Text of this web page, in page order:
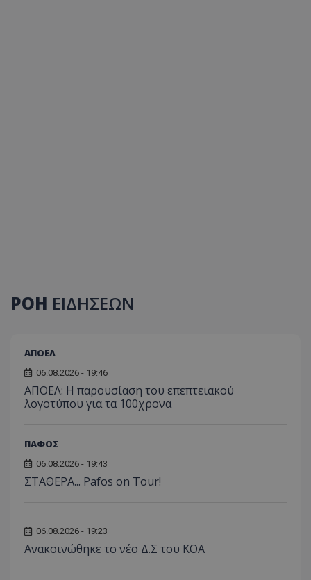
ΡΟΗ ΕΙΔΗΣΕΩΝ
ΑΠΟΕΛ
06.08.2026 - 19:46
ΑΠΟΕΛ: Η παρουσίαση του επεπτειακού
λογοτύπου για τα 100χρονα
ΠΑΦΟΣ
06.08.2026 - 19:43
ΣΤΑΘΕΡΑ... Pafos on Tour!
06.08.2026 - 19:23
Aνακοινώθηκε το νέο Δ.Σ του ΚΟΑ